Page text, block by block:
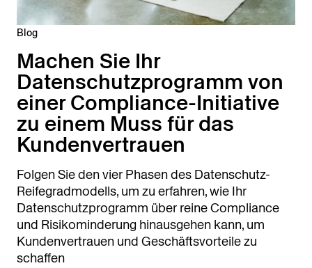
Blog
Machen Sie Ihr
Datenschutzprogramm von
einer Compliance-Initiative
zu einem Muss für das
Kundenvertrauen
Folgen Sie den vier Phasen des Datenschutz-
Reifegradmodells, um zu erfahren, wie Ihr
Datenschutzprogramm über reine Compliance
und Risikominderung hinausgehen kann, um
Kundenvertrauen und Geschäftsvorteile zu
schaffen